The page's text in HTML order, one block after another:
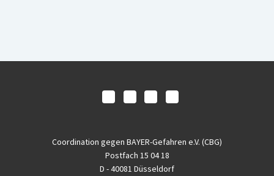
Coordination gegen BAYER-Gefahren e.V. (CBG)
Postfach 15 04 18
D - 40081 Düsseldorf